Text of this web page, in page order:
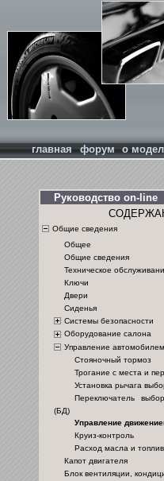
главная форум о
Руководство on-line
Общие сведения
Общее
Общие сведения
Техническое
Ключи
Двери
Сиденья
Системы безопасности
Оборудование салона
Управление автомобилем
Стояночный тормоз
Трогание с места и
Установка рычага
Переключатель
(БД)
Управление
Круиз-контроль
Расход масла и
Капот двигателя
Блок вентиляции,